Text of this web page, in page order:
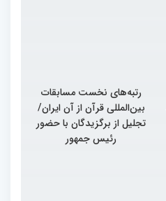
رتبه‌های نخست مسابقات
بین‌المللی قرآن از آن ایران/
تجلیل از برگزیدگان با حضور
رئیس جمهور